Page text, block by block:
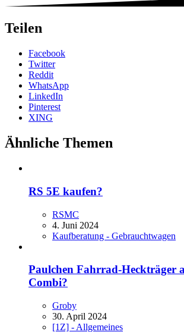
Teilen
Facebook
Twitter
Reddit
WhatsApp
LinkedIn
Pinterest
XING
Ähnliche Themen
RS 5E kaufen?
RSMC
4. Juni 2024
Kaufberatung - Gebrauchtwagen
Paulchen Fahrrad-Heckträger
Combi?
Groby
30. April 2024
[1Z] - Allgemeines